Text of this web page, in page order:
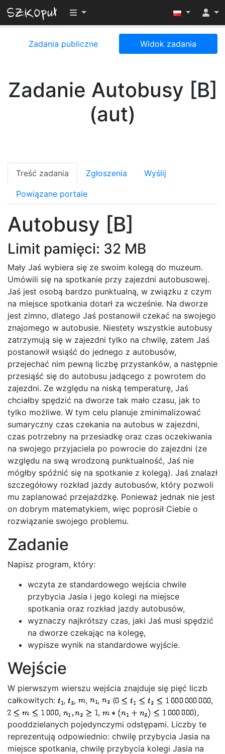
Przełącz widoczność menu
Zadania publiczne Widok zadania
Zadanie Autobusy [B]
(aut)
Treść zadania Zgłoszenia Wyślij
Powiązane portale
Autobusy [B]
Limit pamięci: 32 MB
Mały Jaś wybiera się ze swoim kolegą do muzeum.
Umówili się na spotkanie przy zajezdni autobusowej.
Jaś jest osobą bardzo punktualną, w związku z czym
na miejsce spotkania dotarł za wcześnie. Na dworze
jest zimno, dlatego Jaś postanowił czekać na swojego
znajomego w autobusie. Niestety wszystkie autobusy
zatrzymują się w zajezdni tylko na chwilę, zatem Jaś
postanowił wsiąść do jednego z autobusów,
przejechać nim pewną liczbę przystanków, a następnie
przesiąść się do autobusu jadącego z powrotem do
zajezdni. Ze względu na niską temperaturę, Jaś
chciałby spędzić na dworze tak mało czasu, jak to
tylko możliwe. W tym celu planuje zminimalizować
sumaryczny czas czekania na autobus w zajezdni,
czas potrzebny na przesiadkę oraz czas oczekiwania
na swojego przyjaciela po powrocie do zajezdni (ze
względu na swą wrodzoną punktualność, Jaś nie
mógłby spóźnić się na spotkanie z kolegą). Jaś znalazł
szczegółowy rozkład jazdy autobusów, który pozwoli
mu zaplanować przejażdżkę. Ponieważ jednak nie jest
on dobrym matematykiem, więc poprosił Ciebie o
rozwiązanie swojego problemu.
Zadanie
Napisz program, który:
wczyta ze standardowego wejścia chwile
przybycia Jasia i jego kolegi na miejsce
spotkania oraz rozkład jazdy autobusów,
wyznaczy najkrótszy czas, jaki Jaś musi spędzić
na dworze czekając na kolegę,
wypisze wynik na standardowe wyjście.
Wejście
W pierwszym wierszu wejścia znajduje się pięć liczb
całkowitych:
, , , , (
,
,
,
),
pooddzielanych pojedynczymi odstępami. Liczby te
reprezentują odpowiednio: chwilę przybycia Jasia na
miejsce spotkania, chwilę przybycia kolegi Jasia na